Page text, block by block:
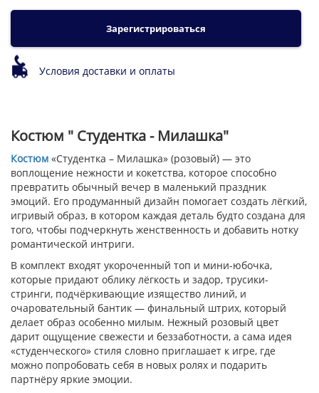
Зарегистрироваться
Условия доставки и оплаты
Костюм " Студентка - Милашка"
Костюм «Студентка – Милашка» (розовый) — это
воплощение нежности и кокетства, которое способно
превратить обычный вечер в маленький праздник
эмоций. Его продуманный дизайн помогает создать лёгкий,
игривый образ, в котором каждая деталь будто создана для
того, чтобы подчеркнуть женственность и добавить нотку
романтической интриги.
В комплект входят укороченный топ и мини-юбочка,
которые придают облику лёгкость и задор, трусики-
стринги, подчёркивающие изящество линий, и
очаровательный бантик — финальный штрих, который
делает образ особенно милым. Нежный розовый цвет
дарит ощущение свежести и беззаботности, а сама идея
«студенческого» стиля словно приглашает к игре, где
можно попробовать себя в новых ролях и подарить
партнёру яркие эмоции.